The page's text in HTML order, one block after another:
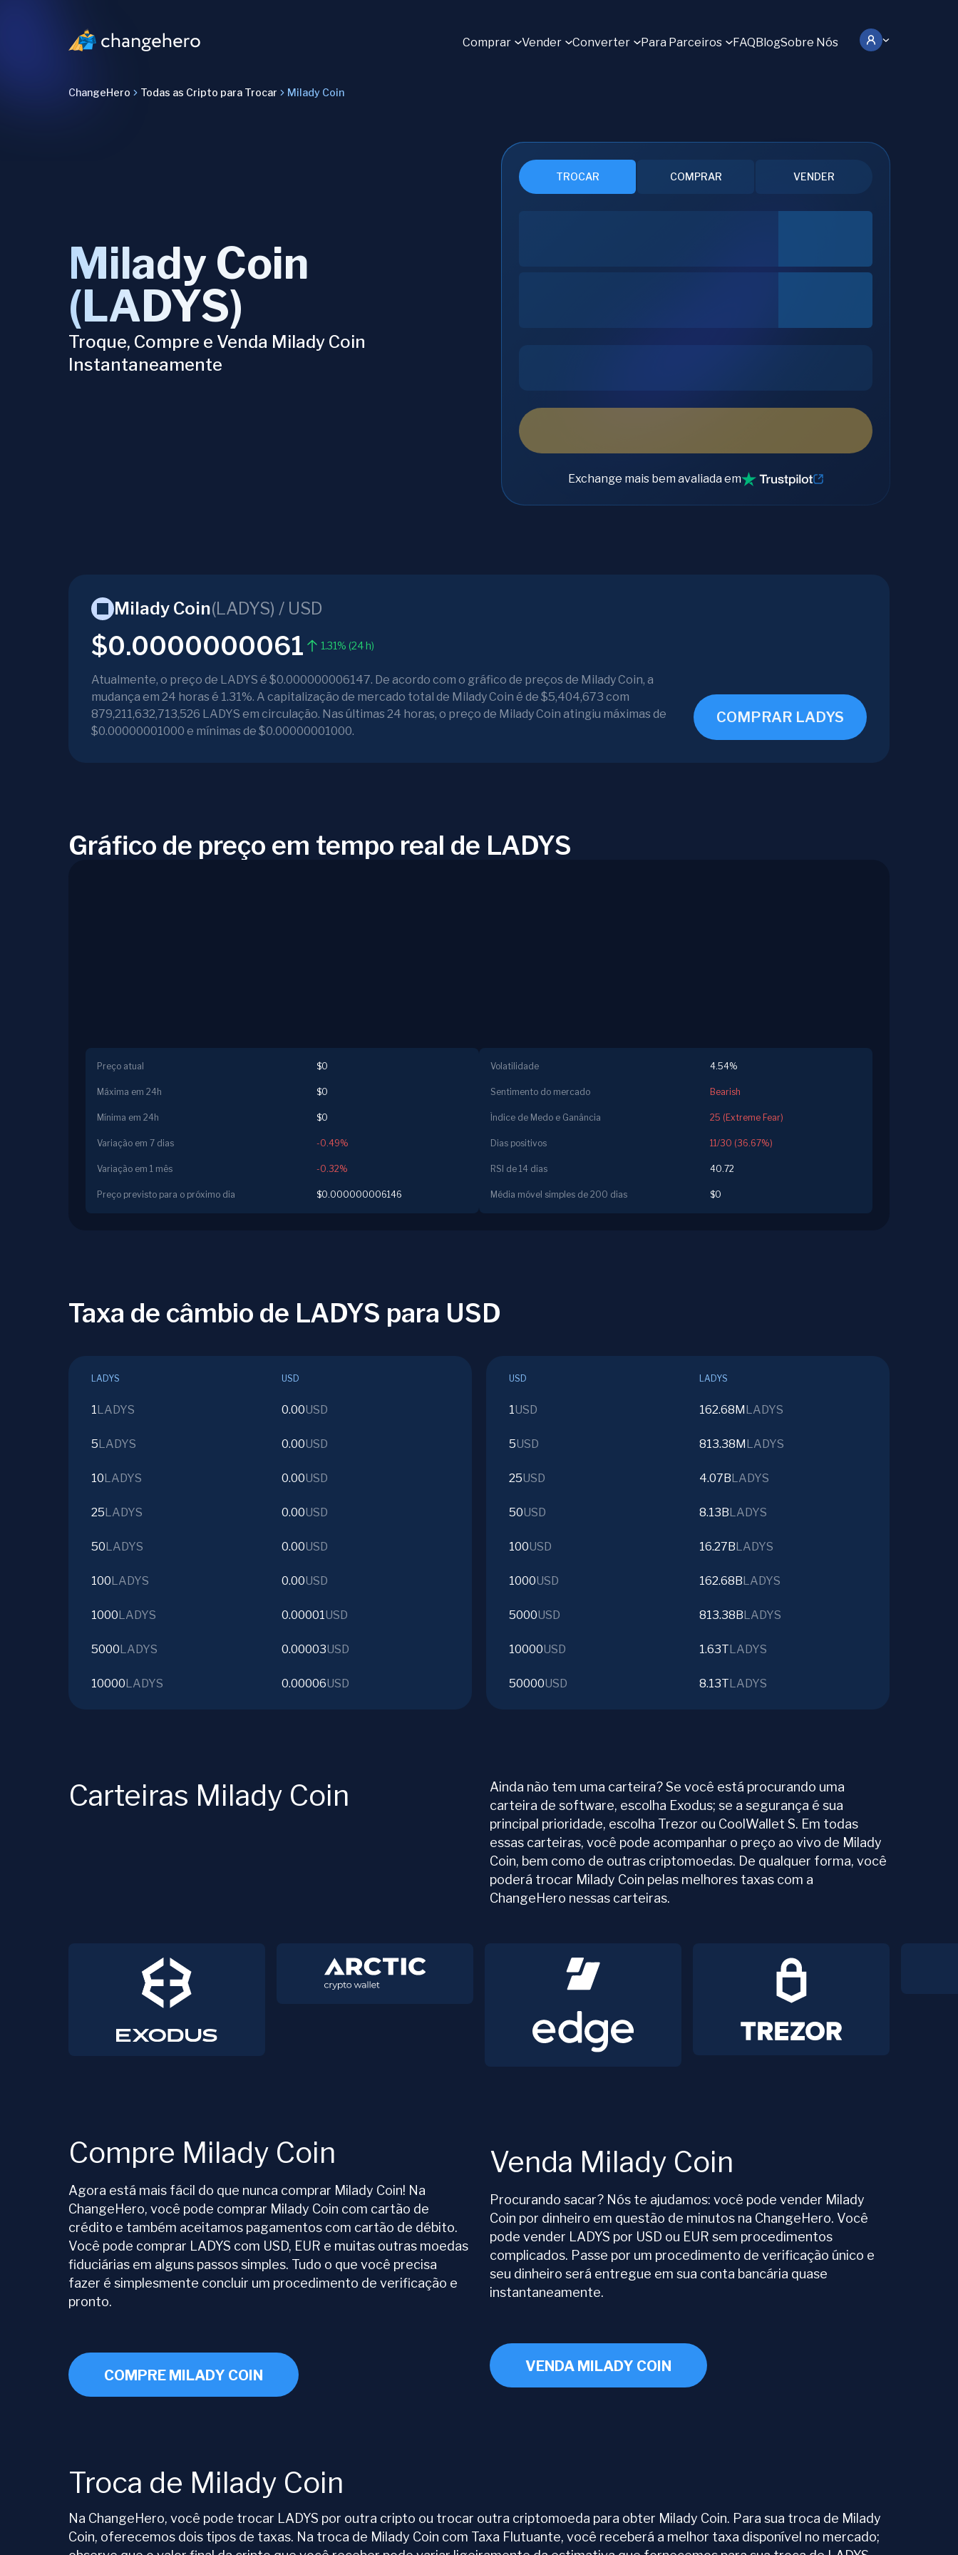
Comprar Vender Converter Para Parceiros FAQBlogSobre Nós
ChangeHero Todas as Cripto para Trocar Milady Coin
Milady Coin
(LADYS)
Troque, Compre e Venda Milady Coin
Instantaneamente
TROCAR COMPRAR VENDER
Exchange mais bem avaliada em
Milady Coin(LADYS) / USD
$0.0000000061 1.31% (24 h)
Atualmente, o preço de LADYS é $0.000000006147. De acordo com o gráfico de preços de Milady Coin, a
mudança em 24 horas é 1.31%. A capitalização de mercado total de Milady Coin é de $5,404,673 com
879,211,632,713,526 LADYS em circulação. Nas últimas 24 horas, o preço de Milady Coin atingiu máximas de
$0.00000001000 e mínimas de $0.00000001000.
COMPRAR LADYS
Gráfico de preço em tempo real de LADYS
Preço atual $0
Máxima em 24h $0
Mínima em 24h $0
Variação em 7 dias -0.49%
Variação em 1 mês -0.32%
Preço previsto para o próximo dia $0.000000006146
Volatilidade 4.54%
Sentimento do mercado Bearish
Índice de Medo e Ganância 25 (Extreme Fear)
Dias positivos 11/30 (36.67%)
RSI de 14 dias 40.72
Média móvel simples de 200 dias $0
Taxa de câmbio de LADYS para USD
LADYS USD
1LADYS 0.00USD
5LADYS 0.00USD
10LADYS 0.00USD
25LADYS 0.00USD
50LADYS 0.00USD
100LADYS 0.00USD
1000LADYS 0.00001USD
5000LADYS 0.00003USD
10000LADYS 0.00006USD
USD LADYS
1USD 162.68MLADYS
5USD 813.38MLADYS
25USD 4.07BLADYS
50USD 8.13BLADYS
100USD 16.27BLADYS
1000USD 162.68BLADYS
5000USD 813.38BLADYS
10000USD 1.63TLADYS
50000USD 8.13TLADYS
Carteiras Milady Coin
Ainda não tem uma carteira? Se você está procurando uma
carteira de software, escolha Exodus; se a segurança é sua
principal prioridade, escolha Trezor ou CoolWallet S. Em todas
essas carteiras, você pode acompanhar o preço ao vivo de Milady
Coin, bem como de outras criptomoedas. De qualquer forma, você
poderá trocar Milady Coin pelas melhores taxas com a
ChangeHero nessas carteiras.
Compre Milady Coin
Agora está mais fácil do que nunca comprar Milady Coin! Na
ChangeHero, você pode comprar Milady Coin com cartão de
crédito e também aceitamos pagamentos com cartão de débito.
Você pode comprar LADYS com USD, EUR e muitas outras moedas
fiduciárias em alguns passos simples. Tudo o que você precisa
fazer é simplesmente concluir um procedimento de verificação e
pronto.
COMPRE MILADY COIN
Venda Milady Coin
Procurando sacar? Nós te ajudamos: você pode vender Milady
Coin por dinheiro em questão de minutos na ChangeHero. Você
pode vender LADYS por USD ou EUR sem procedimentos
complicados. Passe por um procedimento de verificação único e
seu dinheiro será entregue em sua conta bancária quase
instantaneamente.
VENDA MILADY COIN
Troca de Milady Coin
Na ChangeHero, você pode trocar LADYS por outra cripto ou trocar outra criptomoeda para obter Milady Coin. Para sua troca de Milady
Coin, oferecemos dois tipos de taxas. Na troca de Milady Coin com Taxa Flutuante, você receberá a melhor taxa disponível no mercado;